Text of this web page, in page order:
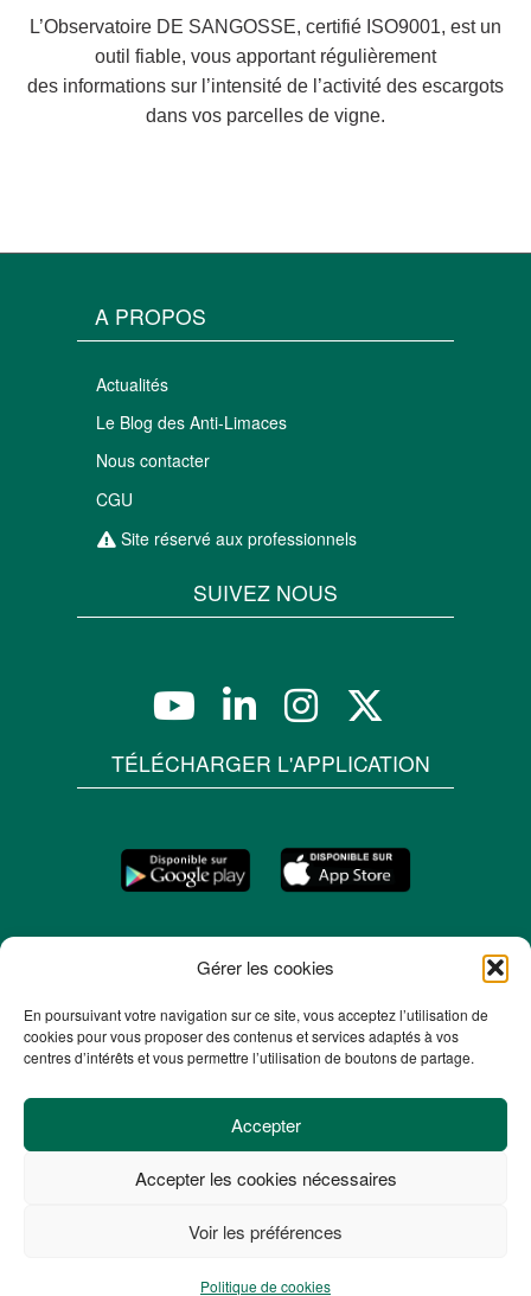
Gérer les cookies
En poursuivant votre navigation sur ce site, vous acceptez l’utilisation de
cookies pour vous proposer des contenus et services adaptés à vos
centres d’intérêts et vous permettre l’utilisation de boutons de partage.
Accepter
Accepter les cookies nécessaires
Voir les préférences
Politique de cookies
L’Observatoire DE SANGOSSE, certifié ISO9001, est un
outil fiable, vous apportant régulièrement
des informations sur l’intensité de l’activité des escargots
dans vos parcelles de vigne.
A PROPOS
Actualités
Le Blog des Anti-Limaces
Nous contacter
CGU
Site réservé aux professionnels
SUIVEZ NOUS
TÉLÉCHARGER L'APPLICATION
© 2026 - Mentions légales-
Politique de confidentialité